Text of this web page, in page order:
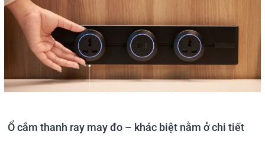
Ổ cắm thanh ray may đo – khác biệt nằm ở chi tiết